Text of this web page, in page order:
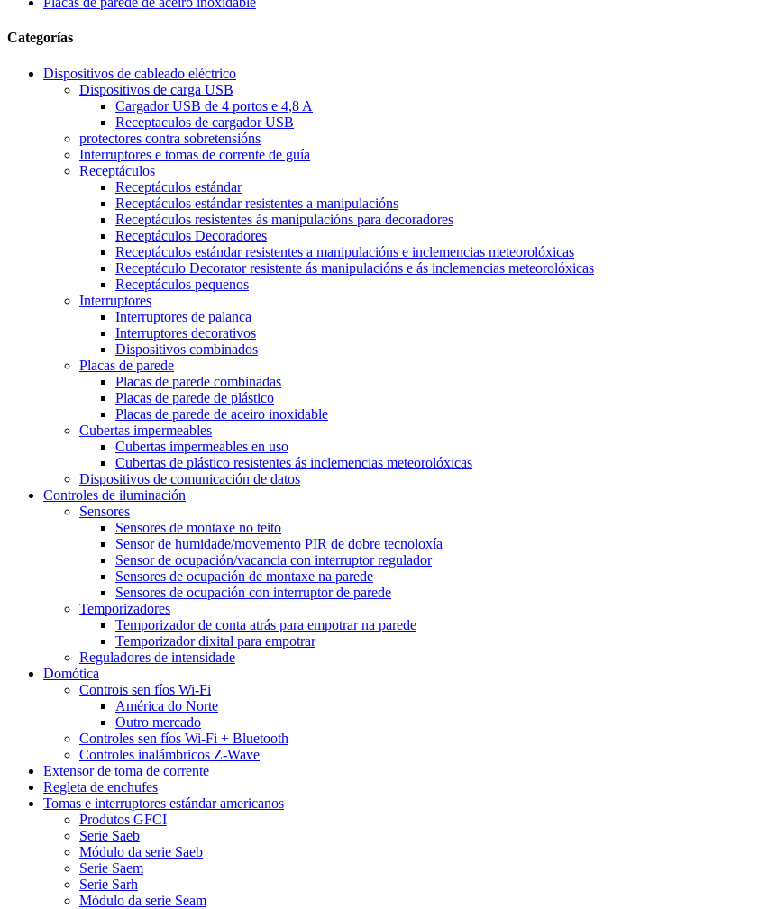
Categorías
Dispositivos de cableado eléctrico
Dispositivos de carga USB
Cargador USB de 4 portos e 4,8 A
Receptaculos de cargador USB
protectores contra sobretensións
Interruptores e tomas de corrente de guía
Receptáculos
Receptáculos estándar
Receptáculos estándar resistentes a manipulacións
Receptáculos resistentes ás manipulacións para decoradores
Receptáculos Decoradores
Receptáculos estándar resistentes a manipulacións e inclemencias meteorolóxicas
Receptáculo Decorator resistente ás manipulacións e ás inclemencias meteorolóxicas
Receptáculos pequenos
Interruptores
Interruptores de palanca
Interruptores decorativos
Dispositivos combinados
Placas de parede
Placas de parede combinadas
Placas de parede de plástico
Placas de parede de aceiro inoxidable
Cubertas impermeables
Cubertas impermeables en uso
Cubertas de plástico resistentes ás inclemencias meteorolóxicas
Dispositivos de comunicación de datos
Controles de iluminación
Sensores
Sensores de montaxe no teito
Sensor de humidade/movemento PIR de dobre tecnoloxía
Sensor de ocupación/vacancia con interruptor regulador
Sensores de ocupación de montaxe na parede
Sensores de ocupación con interruptor de parede
Temporizadores
Temporizador de conta atrás para empotrar na parede
Temporizador dixital para empotrar
Reguladores de intensidade
Domótica
Controis sen fíos Wi-Fi
América do Norte
Outro mercado
Controles sen fíos Wi-Fi + Bluetooth
Controles inalámbricos Z-Wave
Extensor de toma de corrente
Regleta de enchufes
Tomas e interruptores estándar americanos
Produtos GFCI
Serie Saeb
Módulo da serie Saeb
Serie Saem
Serie Sarh
Módulo da serie Seam